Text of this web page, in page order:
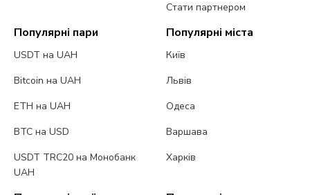
Стати партнером
Популярні пари
USDT на UAH
Bitcoin на UAH
ETH на UAH
BTC на USD
USDT TRC20 на Монобанк
UAH
Популярні міста
Київ
Львів
Одеса
Варшава
Харків